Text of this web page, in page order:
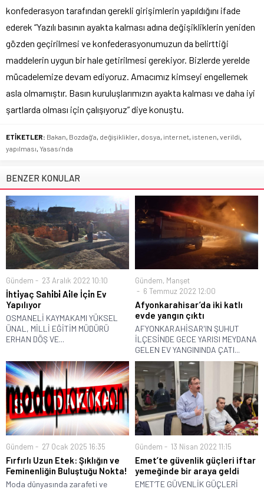
konfederasyon tarafından gerekli girişimlerin yapıldığını ifade
ederek “Yazılı basının ayakta kalması adına değişikliklerin yeniden
gözden geçirilmesi ve konfederasyonumuzun da belirttiği
maddelerin uygun bir hale getirilmesi gerekiyor. Bizlerde yerelde
mücadelemize devam ediyoruz. Amacımız kimseyi engellemek
asla olmamıştır. Basın kuruluşlarımızın ayakta kalması ve daha iyi
şartlarda olması için çalışıyoruz” diye konuştu.
ETİKETLER: Bakan Bozdağ’a değişiklikler dosya internet istenen verildi
yapılması Yasası’nda
BENZER KONULAR
Gündem 23 Aralık 2022 10:10
İhti̇yaç Sahi̇bi̇ Ai̇le İçi̇n Ev
Yapılıyor
OSMANELİ KAYMAKAMI YÜKSEL
ÜNAL, MİLLİ EĞİTİM MÜDÜRÜ
ERHAN DÖŞ VE...
Gündem, Manşet
6 Temmuz 2022 12:00
Afyonkarahisar’da iki katlı
evde yangın çıktı
AFYONKARAHİSAR'IN ŞUHUT
İLÇESİNDE GECE YARISI MEYDANA
GELEN EV YANGININDA ÇATI...
Gündem 27 Ocak 2025 16:35
Fırfırlı Uzun Etek: Şıklığın ve
Feminenliğin Buluştuğu Nokta!
Moda dünyasında zarafeti ve
Gündem 13 Nisan 2022 11:15
Emet’te güvenlik güçleri iftar
yemeğinde bir araya geldi
EMET’TE GÜVENLİK GÜÇLERİ